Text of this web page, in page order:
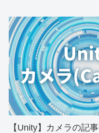
【Unity】カメラの記